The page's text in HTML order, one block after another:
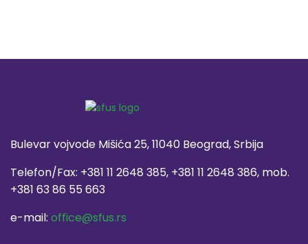
Bulevar vojvode Mišića 25, 11040 Beograd, Srbija
Telefon/Fax: +381 11 2648 385, +381 11 2648 386, mob.
+381 63 86 55 663
e-mail: office@sfus.rs